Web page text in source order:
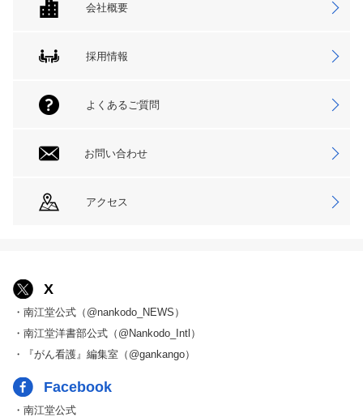
会社概要
採用情報
よくあるご質問
お問い合わせ
アクセス
X
・南江堂公式（@nankodo_NEWS）
・南江堂洋書部公式（@Nankodo_Intl）
・『がん看護』編集室（@gankango）
Facebook
・南江堂公式